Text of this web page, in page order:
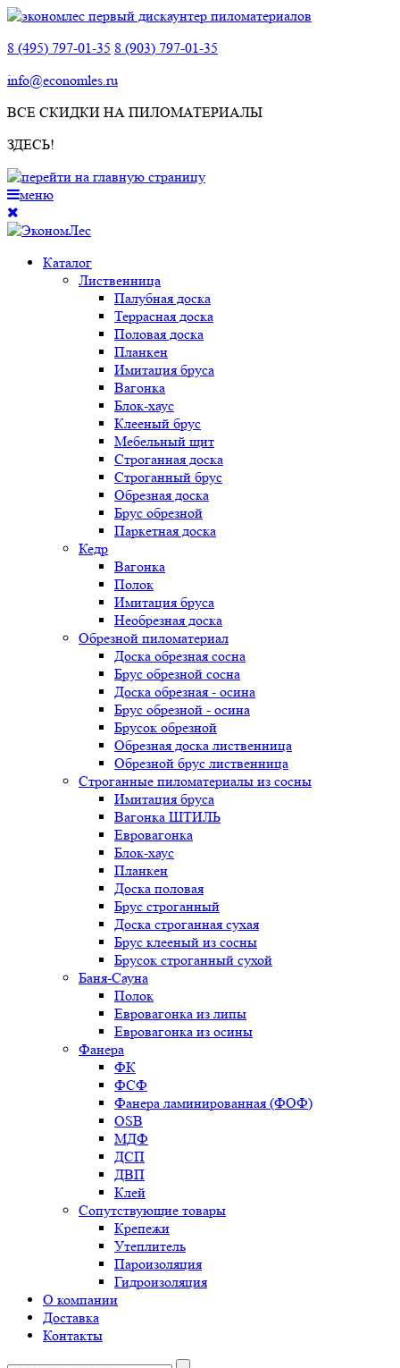
8 (495) 797-01-35 8 (903) 797-01-35
info@economles.ru
ВСЕ СКИДКИ НА ПИЛОМАТЕРИАЛЫ
ЗДЕСЬ!
меню
Каталог
Лиственница
Палубная доска
Террасная доска
Половая доска
Планкен
Имитация бруса
Вагонка
Блок-хаус
Клееный брус
Мебельный щит
Строганная доска
Строганный брус
Обрезная доска
Брус обрезной
Паркетная доска
Кедр
Вагонка
Полок
Имитация бруса
Необрезная доска
Обрезной пиломатериал
Доска обрезная сосна
Брус обрезной сосна
Доска обрезная - осина
Брус обрезной - осина
Брусок обрезной
Обрезная доска лиственница
Обрезной брус лиственница
Строганные пиломатериалы из сосны
Имитация бруса
Вагонка ШТИЛЬ
Евровагонка
Блок-хаус
Планкен
Доска половая
Брус строганный
Доска строганная сухая
Брус клееный из сосны
Брусок строганный сухой
Баня-Сауна
Полок
Евровагонка из липы
Евровагонка из осины
Фанера
ФК
ФСФ
Фанера ламинированная (ФОФ)
OSB
МДФ
ДСП
ДВП
Клей
Сопутствующие товары
Крепежи
Утеплитель
Пароизоляция
Гидроизоляция
О компании
Доставка
Контакты